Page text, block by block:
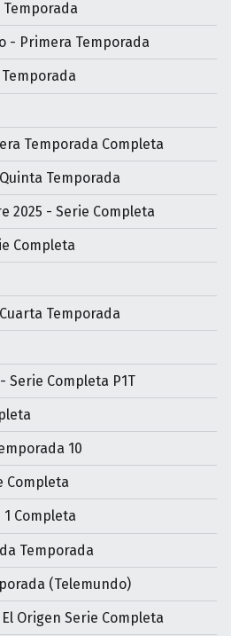
- Primera Temporada
Temporada Completa
Temporada
2025 - Serie Completa
Completa
Temporada
Serie Completa P1T
10
Completa
1 Completa
Temporada
(Telemundo)
Origen Serie Completa